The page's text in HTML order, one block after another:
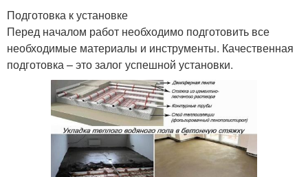
Подготовка к установке
Перед началом работ необходимо подготовить все
необходимые материалы и инструменты. Качественная
подготовка – это залог успешной установки.